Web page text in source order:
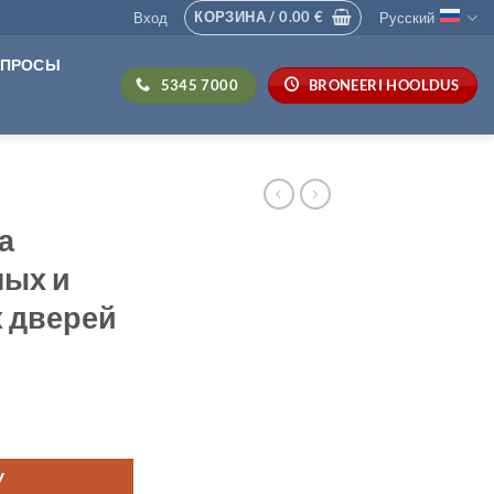
Вход КОРЗИНА /0.00€ Русский
5345 7000 BRONEERI HOOLDUS
и